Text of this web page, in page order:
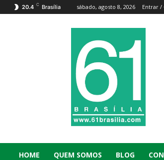
20.4 C Brasília sábado, agosto 8, 2026 Entrar /
HOME QUEM SOMOS BLOG